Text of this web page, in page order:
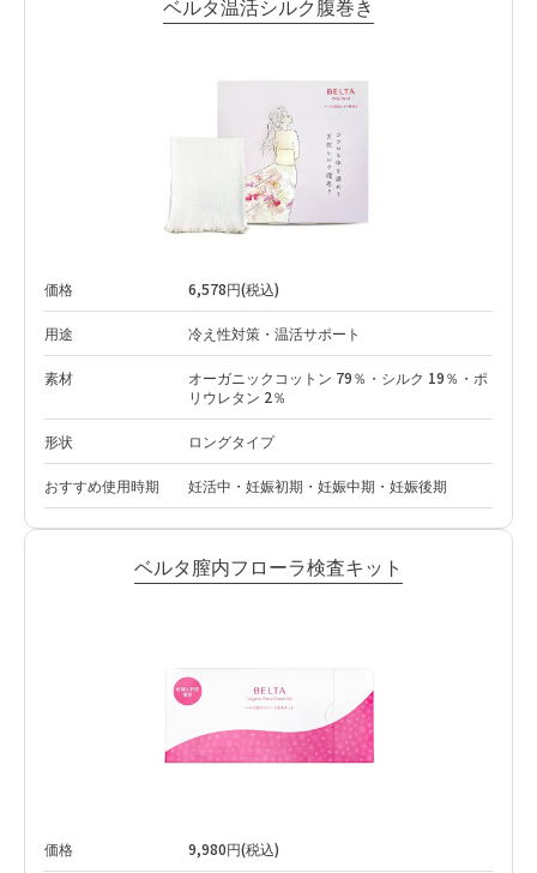
ベルタ温活シルク腹巻き
価格 6,578円(税込)
用途 冷え性対策・温活サポート
素材
オーガニックコットン 79％・シルク 19％・ポ
リウレタン 2％
形状 ロングタイプ
おすすめ使用時期 妊活中・妊娠初期・妊娠中期・妊娠後期
ベルタ膣内フローラ検査キット
価格 9,980円(税込)